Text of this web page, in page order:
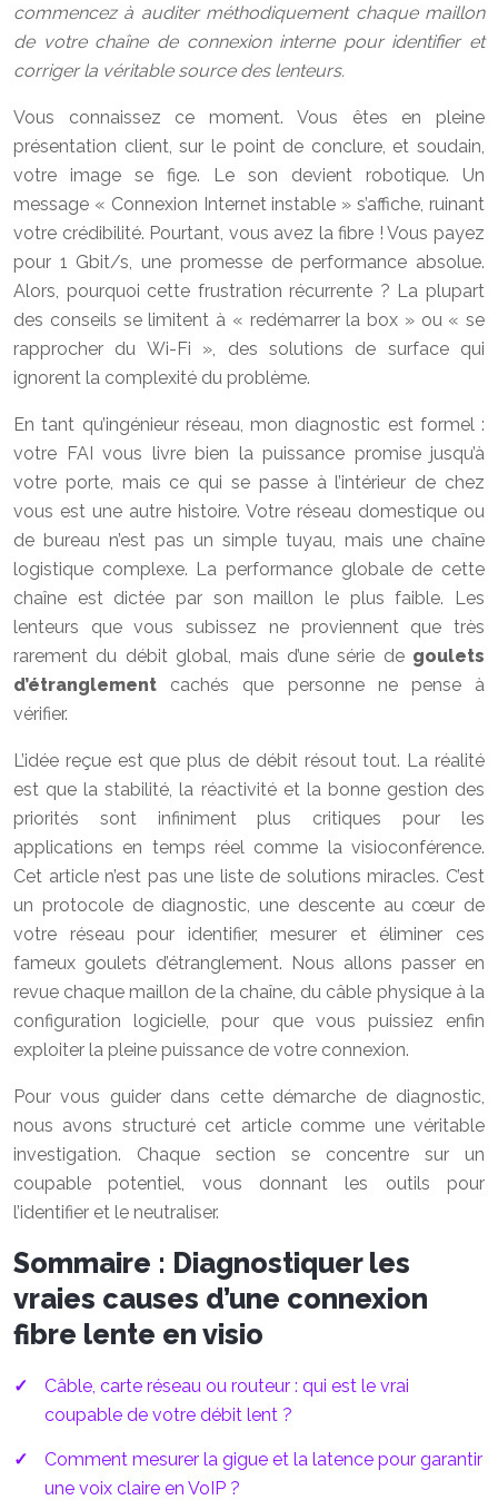
commencez à auditer méthodiquement chaque maillon
de votre chaîne de connexion interne pour identifier et
corriger la véritable source des lenteurs.
Vous connaissez ce moment. Vous êtes en pleine
présentation client, sur le point de conclure, et soudain,
votre image se fige. Le son devient robotique. Un
message « Connexion Internet instable » s’affiche, ruinant
votre crédibilité. Pourtant, vous avez la fibre ! Vous payez
pour 1 Gbit/s, une promesse de performance absolue.
Alors, pourquoi cette frustration récurrente ? La plupart
des conseils se limitent à « redémarrer la box » ou « se
rapprocher du Wi-Fi », des solutions de surface qui
ignorent la complexité du problème.
En tant qu’ingénieur réseau, mon diagnostic est formel :
votre FAI vous livre bien la puissance promise jusqu’à
votre porte, mais ce qui se passe à l’intérieur de chez
vous est une autre histoire. Votre réseau domestique ou
de bureau n’est pas un simple tuyau, mais une chaîne
logistique complexe. La performance globale de cette
chaîne est dictée par son maillon le plus faible. Les
lenteurs que vous subissez ne proviennent que très
rarement du débit global, mais d’une série de goulets
d’étranglement cachés que personne ne pense à
vérifier.
L’idée reçue est que plus de débit résout tout. La réalité
est que la stabilité, la réactivité et la bonne gestion des
priorités sont infiniment plus critiques pour les
applications en temps réel comme la visioconférence.
Cet article n’est pas une liste de solutions miracles. C’est
un protocole de diagnostic, une descente au cœur de
votre réseau pour identifier, mesurer et éliminer ces
fameux goulets d’étranglement. Nous allons passer en
revue chaque maillon de la chaîne, du câble physique à la
configuration logicielle, pour que vous puissiez enfin
exploiter la pleine puissance de votre connexion.
Pour vous guider dans cette démarche de diagnostic,
nous avons structuré cet article comme une véritable
investigation. Chaque section se concentre sur un
coupable potentiel, vous donnant les outils pour
l’identifier et le neutraliser.
Sommaire : Diagnostiquer les
vraies causes d’une connexion
fibre lente en visio
Câble, carte réseau ou routeur : qui est le vrai
coupable de votre débit lent ?
Comment mesurer la gigue et la latence pour garantir
une voix claire en VoIP ?